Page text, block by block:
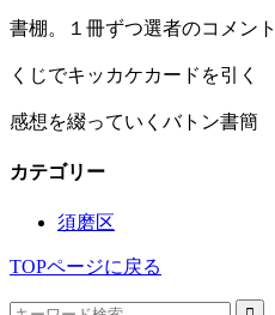
書棚。１冊ずつ選者のコメン
くじでキッカケカードを引く
感想を綴っていくバトン書簡
カテゴリー
須磨区
TOPページに戻る